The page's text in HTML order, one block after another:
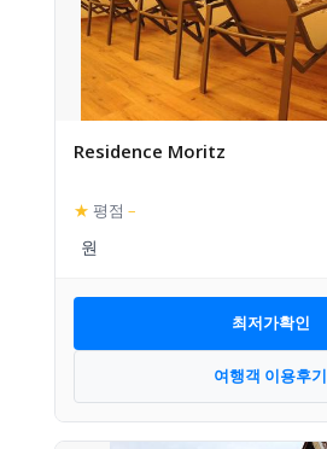
Residence Moritz
★ 평점 –
최저가확인
여행객 이용후기